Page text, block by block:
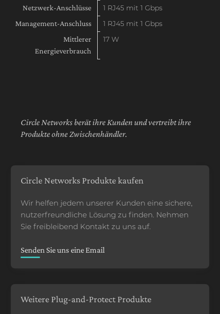
Netzwerk-Anschlüsse 1 RJ45 mit 1 Gbps
Management-Anschluss 1 RJ45 mit 1 Gbps
Mittlerer
Energieverbrauch
17 W
Circle Networks berät ihre Kunden und vertreibt ihre
Produkte ohne Zwischenhändler.
Circle Networks Produkte kaufen
Wir helfen jedem unserer Kunden eine sichere,
nutzerfreundliche Lösung zu finden. Nehmen
Sie freibleibend Kontakt zu uns auf.
Senden Sie uns eine Email
Weitere Plug-and-Protect Produkte